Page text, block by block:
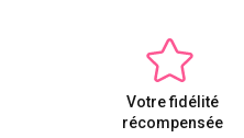
Votre fidélité
récompensée